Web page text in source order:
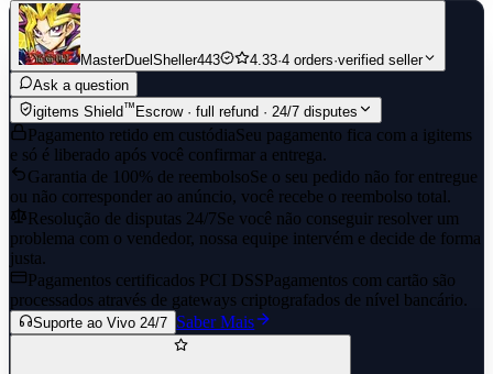
MasterDuelSheller443 4.33·4 orders·verified seller
Ask a question
igitems Shield™ Escrow · full refund · 24/7 disputes
Pagamento retido em custódiaSeu pagamento fica com a igitems
e só é liberado após você confirmar a entrega.
Garantia de 100% de reembolsoSe o seu pedido não for entregue
ou não corresponder ao anúncio, você recebe o reembolso total.
Resolução de disputas 24/7Se você não conseguir resolver um
problema com o vendedor, nossa equipe intervém e decide de forma
justa.
Pagamentos certificados PCI DSSPagamentos com cartão são
processados através de gateways criptografados de nível bancário.
Suporte ao Vivo 24/7 Saber Mais